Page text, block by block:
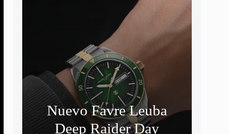
Nuevo Favre Leuba
Deep Raider Day